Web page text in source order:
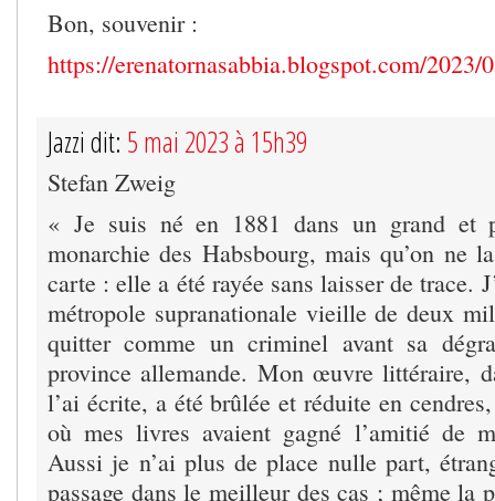
Bon, souvenir :
https://erenatornasabbia.blogspot.com/2023/
Jazzi dit: 5 mai 2023 à 15h39
Stefan Zweig
« Je suis né en 1881 dans un grand et
monarchie des Habsbourg, mais qu’on ne
carte : elle a été rayée sans laisser de trace.
métropole supranationale vieille de deux
quitter comme un criminel avant sa
province allemande. Mon œuvre littéraire,
l’ai écrite, a été brûlée et réduite en
où mes livres avaient gagné l’amitié de
Aussi je n’ai plus de place nulle part,
passage dans le meilleur des cas ; même la